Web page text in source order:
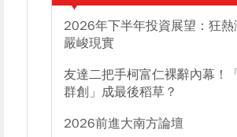
2026年下半年投資展望：狂熱
嚴峻現實
友達二把手柯富仁裸辭內幕！
群創」成最後稻草？
2026前進大南方論壇